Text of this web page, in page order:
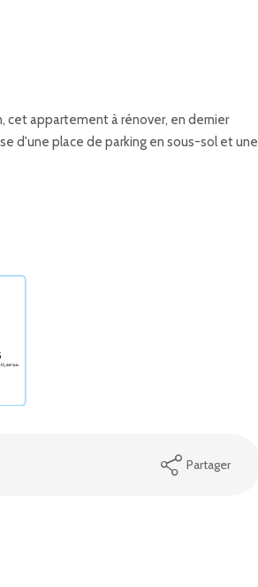
cet appartement à rénover, en dernier
d'une place de parking en sous-sol et une
Partager